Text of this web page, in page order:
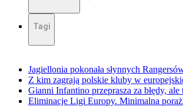
Tagi
Jagiellonia pokonała słynnych
Z kim zagrają polskie kluby w
Gianni Infantino przeprasza za błędy,
Eliminacje Ligi Europy. Minimalna